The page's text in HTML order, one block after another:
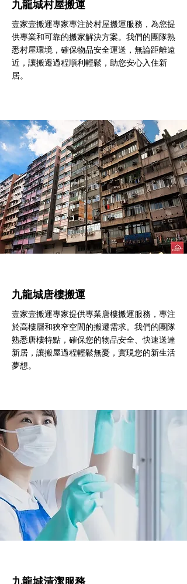
九龍城村屋搬運
壹家壹搬運專家專注於村屋搬運服務，為您提
供專業和可靠的搬家解決方案。我們的團隊熟
悉村屋環境，確保物品安全運送，無論距離遠
近，讓搬遷過程順利輕鬆，助您安心入住新
居。
九龍城​唐樓搬運
壹家壹搬運專家提供專業唐樓搬運服務，專注
於高樓層和狹窄空間的搬遷需求。我們的團隊
熟悉唐樓特點，確保您的物品安全、快速送達
新居，讓搬屋過程輕鬆無憂，實現您的新生活
夢想。
九龍城清潔服務